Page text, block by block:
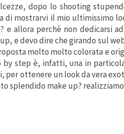
dopo lo shooting
di mostrarvi il mio ultimissimo
e allora perchè non dedicarsi
e devo dire che girando sul
molto molto colorata e
step è, infatti, una in
per ottenere un look da vera
splendido make up?